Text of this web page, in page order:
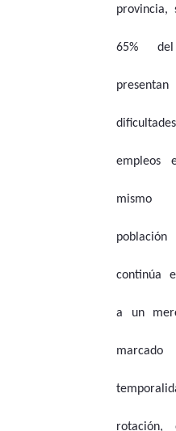
provincia,
65%
empleos
mismo
continúa
a un
rotación,